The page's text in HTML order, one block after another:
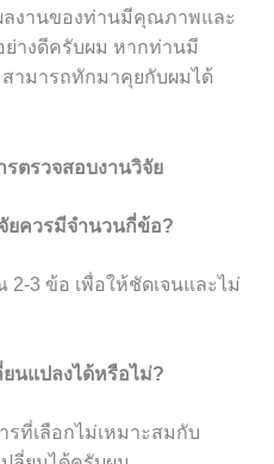
งานของท่านมีคุณภาพและ
ย่างดีครับผม หากท่านมี
ามารถทักมาคุยกับผมได้
ตรวจสอบงานวิจัย
ยควรมีจำนวนกี่ข้อ?
3 ข้อ เพื่อให้ชัดเจนและไม่
นแปลงได้หรือไม่?
ที่เลือกไม่เหมาะสมกับ